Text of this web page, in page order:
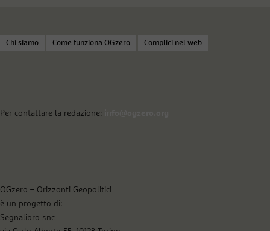
Chi siamo Come funziona OGzero Complici nel web
Per contattare la redazione:
OGzero – Orizzonti Geopolitici
è un progetto di:
Segnalibro snc